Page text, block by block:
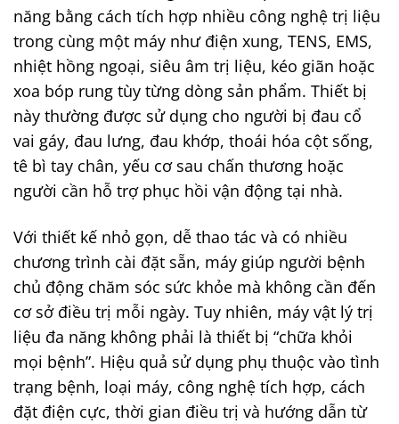
năng bằng cách tích hợp nhiều công nghệ trị liệu
trong cùng một máy như điện xung, TENS, EMS,
nhiệt hồng ngoại, siêu âm trị liệu, kéo giãn hoặc
xoa bóp rung tùy từng dòng sản phẩm. Thiết bị
này thường được sử dụng cho người bị đau cổ
vai gáy, đau lưng, đau khớp, thoái hóa cột sống,
tê bì tay chân, yếu cơ sau chấn thương hoặc
người cần hỗ trợ phục hồi vận động tại nhà.
Với thiết kế nhỏ gọn, dễ thao tác và có nhiều
chương trình cài đặt sẵn, máy giúp người bệnh
chủ động chăm sóc sức khỏe mà không cần đến
cơ sở điều trị mỗi ngày. Tuy nhiên, máy vật lý trị
liệu đa năng không phải là thiết bị “chữa khỏi
mọi bệnh”. Hiệu quả sử dụng phụ thuộc vào tình
trạng bệnh, loại máy, công nghệ tích hợp, cách
đặt điện cực, thời gian điều trị và hướng dẫn từ